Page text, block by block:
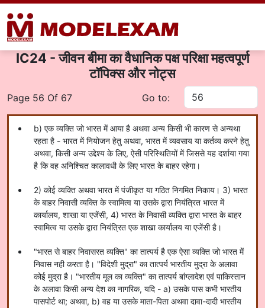
IC24 - जीवन बीमा का वैधानिक पक्ष परिक्षा महत्वपूर्ण
टॉपिक्स और नोट्स
Page 56 Of 67 Go to:
b) एक व्यक्ति जो भारत में आया है अथवा अन्य किसी भी कारण से अन्यथा
रहता है - भारत में नियोजन हेतु अथवा, भारत में व्यवसाय या कर्तव्य करने हेतु
अथवा, किसी अन्य उद्देश्य के लिए, ऐसी परिस्थितियों में जिससे यह दर्शाया गया
है कि वह अनिश्चित कालावधी के लिए भारत के बाहर रहेगा।
2) कोई व्यक्ति अथवा भारत में पंजीकृत या गठित निगमित निकाय। 3) भारत
के बाहर निवासी व्यक्ति के स्वामित्व या उसके द्वारा नियंत्रित भारत में
कार्यालय, शाखा या एजेंसी, 4) भारत के निवासी व्यक्ति द्वारा भारत के बाहर
स्वामित्व या उसके द्वारा नियंत्रित एक शाखा कार्यालय या एजेंसी है।
"भारत से बाहर निवासरत व्यक्ति" का तात्पर्य है एक ऐसा व्यक्ति जो भारत में
निवास नही करता है। "विदेशी मुद्रा" का तात्पर्य भारतीय मुद्रा के अलावा
कोई मुद्रा है। "भारतीय मूल का व्यक्ति" का तात्पर्य बांग्लादेश एवं पाकिस्तान
के अलावा किसी अन्य देश का नागरिक, यदि - a) उसके पास कभी भारतीय
पासपोर्ट था; अथवा, b) वह या उसके माता-पिता अथवा दावा-दादी भारतीय